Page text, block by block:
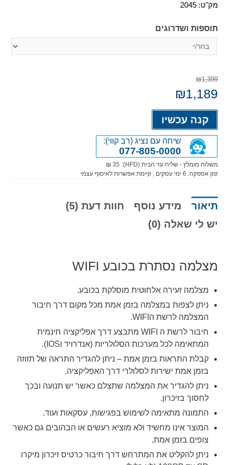
מק"ט: 2045
תוספות ושדרוגים
₪1,399
המחיר
המקורי
היה:
₪1,399.
₪1,189
קנה עכשיו
שיחה עם נציג (רב קווי):
077-805-0000
משלוח מומלץ - שליח עד הבית (HFD):
35 ₪
זמן אספקה: 6 ימי עסקים , קיימת אפשרות לאיסוף עצמי
תיאור מידע נוסף
חוות דעת (5)
יש לי שאלה (0)
מצלמה נסתרת בכובע WIFI
מצלמה זעירה אלחוטית מוסלקת בכובע.
ניתן לצפות במצלמה בזמן אמת מכל מקום דרך חיבור
המצלמה לרשת הWIFI.
חיבור לרשת ה WIFI מתבצע דרך אפליקציה חינמית
המתאימה לכל מערכות הסלולריות (אנדרויד וIOS).
קבלת התראות בזמן אמת – ניתן להגדיר התראה של תזוזה
בזמן אמת ישירות לסלולרי דרך האפליקציה.
ניתן להגדיר את המצלמה שתצלם כאשר יש תנועה ובכך
לחסוך בזיכרון.
התמונה מתאימה לשימוש בפגישות, עסקאות ועוד.
המוצר אינו מחשיד ולא מוציא רעשים או הבהובים גם כאשר
צופים בזמן אמת.
ניתן להקליט את המתרחש דרך חיבור כרטיס זיכרון מיקרו